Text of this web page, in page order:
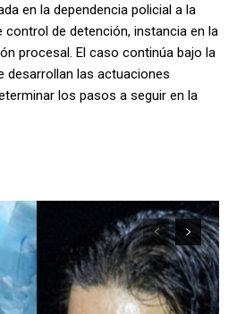
en la dependencia policial a la
control de detención, instancia en la
procesal. El caso continúa bajo la
desarrollan las actuaciones
los pasos a seguir en la